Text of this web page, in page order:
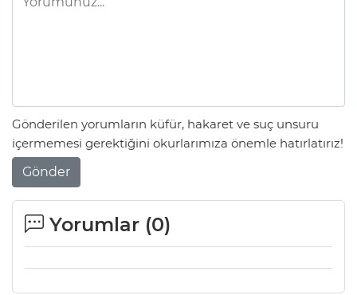
Gönderilen yorumların küfür, hakaret ve suç unsuru
içermemesi gerektiğini okurlarımıza önemle hatırlatırız!
Gönder
Yorumlar (0)